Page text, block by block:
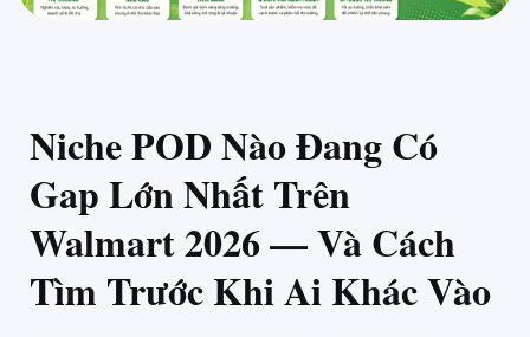
Niche POD Nào Đang Có
Gap Lớn Nhất Trên
Walmart 2026 — Và Cách
Tìm Trước Khi Ai Khác Vào